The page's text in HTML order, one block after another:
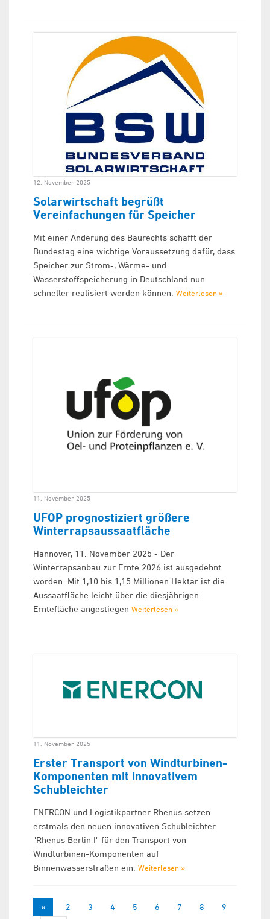
12. November 2025
Solarwirtschaft begrüßt
Vereinfachungen für Speicher
Mit einer Änderung des Baurechts schafft der
Bundestag eine wichtige Voraussetzung dafür, dass
Speicher zur Strom-, Wärme- und
Wasserstoffspeicherung in Deutschland nun
schneller realisiert werden können. Weiterlesen »
11. November 2025
UFOP prognostiziert größere
Winterrapsaussaatfläche
Hannover, 11. November 2025 - Der
Winterrapsanbau zur Ernte 2026 ist ausgedehnt
worden. Mit 1,10 bis 1,15 Millionen Hektar ist die
Aussaatfläche leicht über die diesjährigen
Erntefläche angestiegen Weiterlesen »
11. November 2025
Erster Transport von Windturbinen-
Komponenten mit innovativem
Schubleichter
ENERCON und Logistikpartner Rhenus setzen
erstmals den neuen innovativen Schubleichter
"Rhenus Berlin I" für den Transport von
Windturbinen-Komponenten auf
Binnenwasserstraßen ein. Weiterlesen »
«1 2 3 4 5 6 7 8
9